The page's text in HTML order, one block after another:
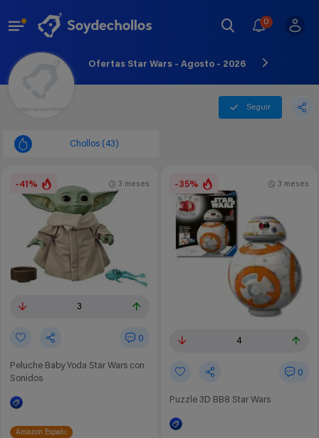
0
Ofertas Star Wars - Agosto - 2026
Seguir
Chollos (43)
-41%
3
0
Peluche Baby Yoda Star Wars con
Sonidos
3 meses
Amazon España
-35%
4
0
Puzzle 3D BB8 Star Wars
3 meses